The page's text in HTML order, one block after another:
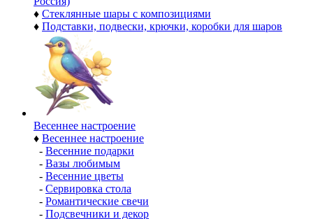
♦ Стеклянные шары с композициями
♦ Подставки, подвески, крючки, коробки для шаров
Весеннее настроение
♦ Весеннее настроение
- Весенние подарки
- Вазы любимым
- Весенние цветы
- Сервировка стола
- Романтические свечи
- Подсвечники и декор